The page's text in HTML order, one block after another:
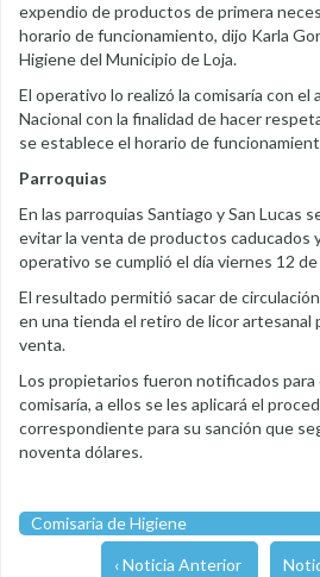
expendio de productos de primera
horario de funcionamiento, dijo Karla
Higiene del Municipio de Loja.
El operativo lo realizó la comisaría con el
Nacional con la finalidad de hacer
se establece el horario de
Parroquias
En las parroquias Santiago y San Lucas
evitar la venta de productos caducados
operativo se cumplió el día viernes 12 de
El resultado permitió sacar de
en una tienda el retiro de licor artesanal
venta.
Los propietarios fueron notificados para
comisaría, a ellos se les aplicará el
correspondiente para su sanción que
noventa dólares.
Comisaria de Higiene
‹ Noticia Anterior